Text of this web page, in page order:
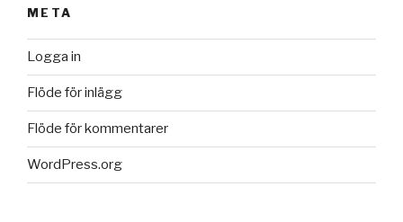
META
Logga in
Flöde för inlägg
Flöde för kommentarer
WordPress.org